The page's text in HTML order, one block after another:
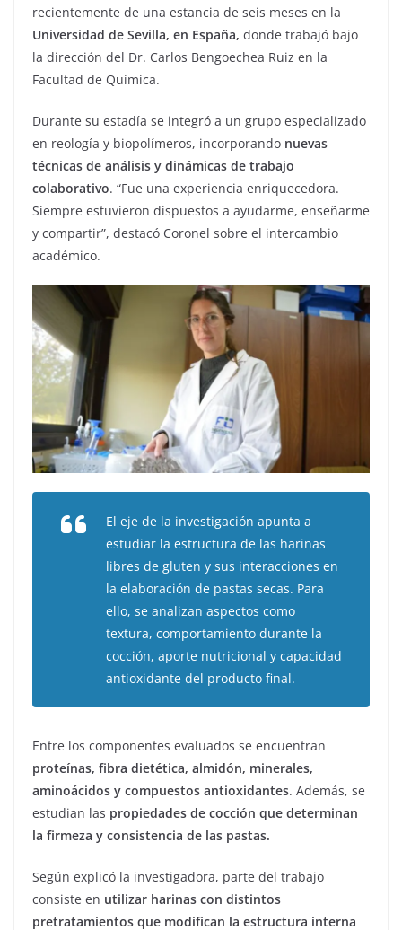
recientemente de una estancia de seis meses en la
Universidad de Sevilla, en España, donde trabajó bajo
la dirección del Dr. Carlos Bengoechea Ruiz en la
Facultad de Química.
Durante su estadía se integró a un grupo especializado
en reología y biopolímeros, incorporando nuevas
técnicas de análisis y dinámicas de trabajo
colaborativo. “Fue una experiencia enriquecedora.
Siempre estuvieron dispuestos a ayudarme, enseñarme
y compartir”, destacó Coronel sobre el intercambio
académico.
El eje de la investigación apunta a
estudiar la estructura de las harinas
libres de gluten y sus interacciones en
la elaboración de pastas secas. Para
ello, se analizan aspectos como
textura, comportamiento durante la
cocción, aporte nutricional y capacidad
antioxidante del producto final.
Entre los componentes evaluados se encuentran
proteínas, fibra dietética, almidón, minerales,
aminoácidos y compuestos antioxidantes. Además, se
estudian las propiedades de cocción que determinan
la firmeza y consistencia de las pastas.
Según explicó la investigadora, parte del trabajo
consiste en utilizar harinas con distintos
pretratamientos que modifican la estructura interna